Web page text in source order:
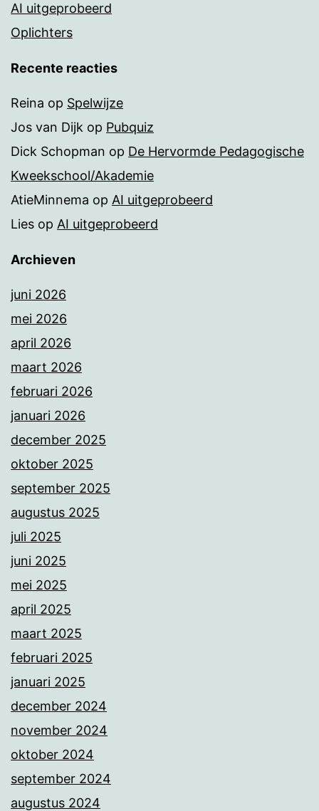
AI uitgeprobeerd
Oplichters
Recente reacties
Reina op Spelwijze
Jos van Dijk op Pubquiz
Dick Schopman op De Hervormde Pedagogische
Kweekschool/Akademie
AtieMinnema op AI uitgeprobeerd
Lies op AI uitgeprobeerd
Archieven
juni 2026
mei 2026
april 2026
maart 2026
februari 2026
januari 2026
december 2025
oktober 2025
september 2025
augustus 2025
juli 2025
juni 2025
mei 2025
april 2025
maart 2025
februari 2025
januari 2025
december 2024
november 2024
oktober 2024
september 2024
augustus 2024